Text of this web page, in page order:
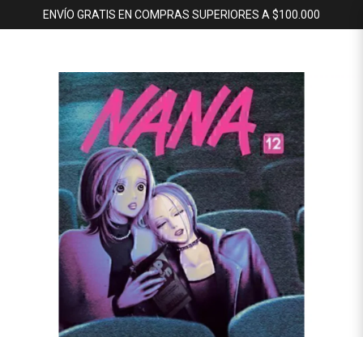
ENVÍO GRATIS EN COMPRAS SUPERIORES A $100.000